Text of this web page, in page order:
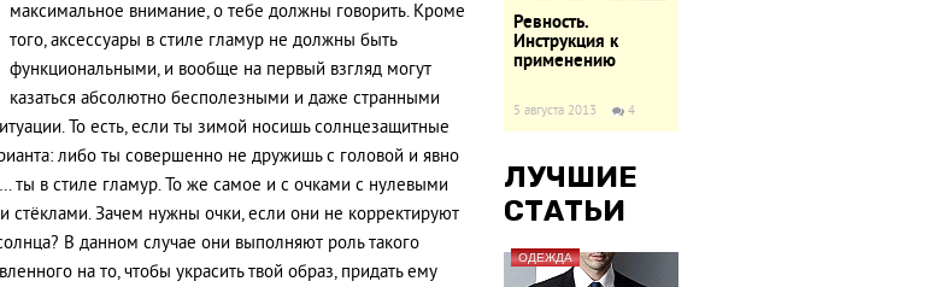
Ревность.
Инструкция к
применению
5 августа 2013 4
ЛУЧШИЕ
СТАТЬИ
ОДЕЖДА
максимальное внимание, о тебе должны говорить. Кроме
того, аксессуары в стиле гламур не должны быть
функциональными, и вообще на первый взгляд могут
казаться абсолютно бесполезными и даже странными
То есть, если ты зимой носишь солнцезащитные
либо ты совершенно не дружишь с головой и явно
ты в стиле гламур. То же самое и с очками с нулевыми
стёклами. Зачем нужны очки, если они не корректируют
В данном случае они выполняют роль такого
на то, чтобы украсить твой образ, придать ему